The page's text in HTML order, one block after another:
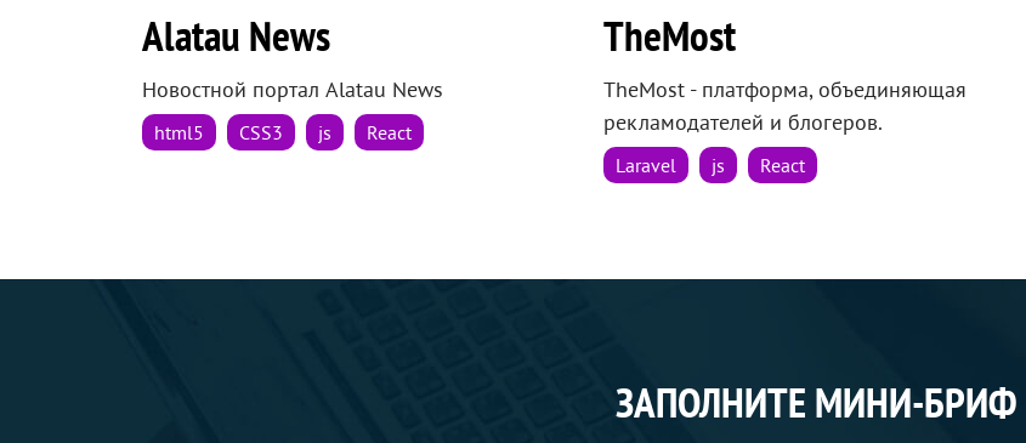
Alatau News
Новостной портал Alatau News
html5 CSS3 js React
TheMost
TheMost - платформа, объединяющая
рекламодателей и блогеров.
Laravel js React
ЗАПОЛНИТЕ МИНИ-БРИФ